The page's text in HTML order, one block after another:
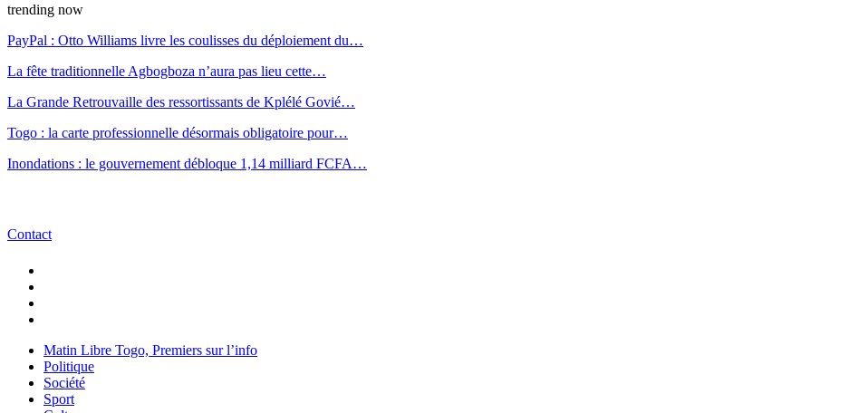
trending now
PayPal : Otto Williams livre les coulisses du déploiement du…
La fête traditionnelle Agbogboza n’aura pas lieu cette…
La Grande Retrouvaille des ressortissants de Kplélé Govié…
Togo : la carte professionnelle désormais obligatoire pour…
Inondations : le gouvernement débloque 1,14 milliard FCFA…
Contact
Matin Libre Togo, Premiers sur l’info
Politique
Société
Sport